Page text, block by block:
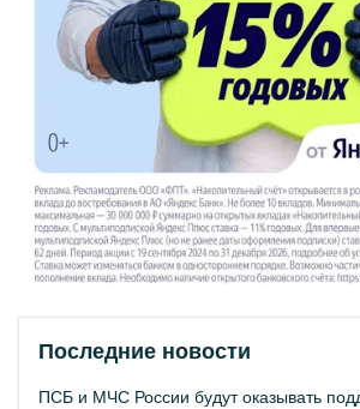
Последние новости
ПСБ и МЧС России будут оказывать